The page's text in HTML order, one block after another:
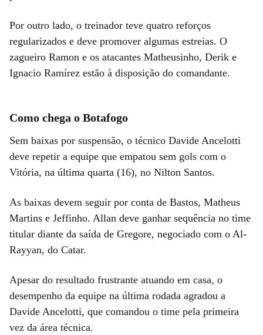
Por outro lado, o treinador teve quatro reforços
regularizados e deve promover algumas estreias. O
zagueiro Ramon e os atacantes Matheusinho, Derik e
Ignacio Ramírez estão à disposição do comandante.
Como chega o Botafogo
Sem baixas por suspensão, o técnico Davide Ancelotti
deve repetir a equipe que empatou sem gols com o
Vitória, na última quarta (16), no Nilton Santos.
As baixas devem seguir por conta de Bastos, Matheus
Martins e Jeffinho. Allan deve ganhar sequência no time
titular diante da saída de Gregore, negociado com o Al-
Rayyan, do Catar.
Apesar do resultado frustrante atuando em casa, o
desempenho da equipe na última rodada agradou a
Davide Ancelotti, que comandou o time pela primeira
vez da área técnica.